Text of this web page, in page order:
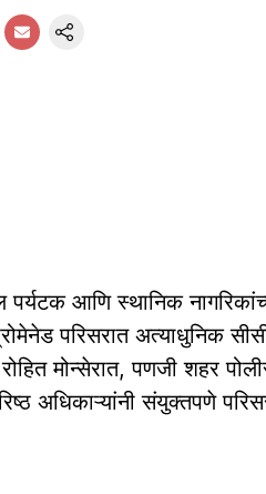
आणि स्थानिक
परिसरात अत्याधुनिक
रोहित मोन्सेरात, पणजी शहर
अधिकाऱ्यांनी संयुक्तपणे